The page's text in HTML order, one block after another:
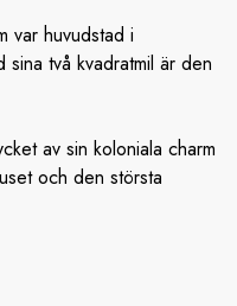
var huvudstad i
två kvadratmil är den
av sin koloniala charm
och den största